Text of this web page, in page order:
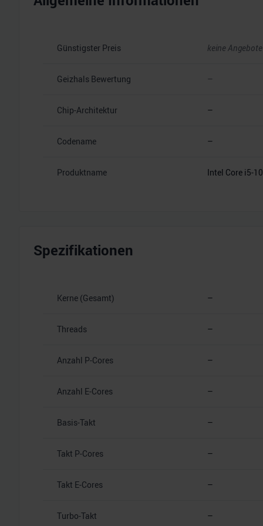
Günstigster Preis keine Angebote
Geizhals Bewertung –
Chip-Architektur –
Codename –
Produktname Intel Core i5-
Spezifikationen
Kerne (Gesamt) –
Threads –
Anzahl P-Cores –
Anzahl E-Cores –
Basis-Takt –
Takt P-Cores –
Takt E-Cores –
Turbo-Takt –